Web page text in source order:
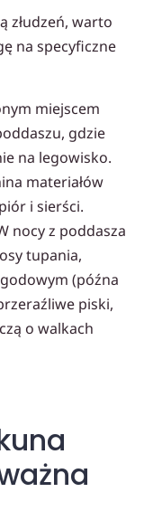
złudzeń, warto
na specyficzne
miejscem
gdzie
na legowisko.
materiałów
i sierści.
nocy z poddasza
tupania,
(późna
piski,
o walkach